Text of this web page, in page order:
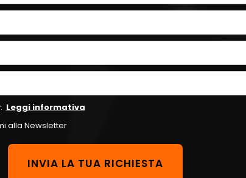
Leggi informativa
alla Newsletter